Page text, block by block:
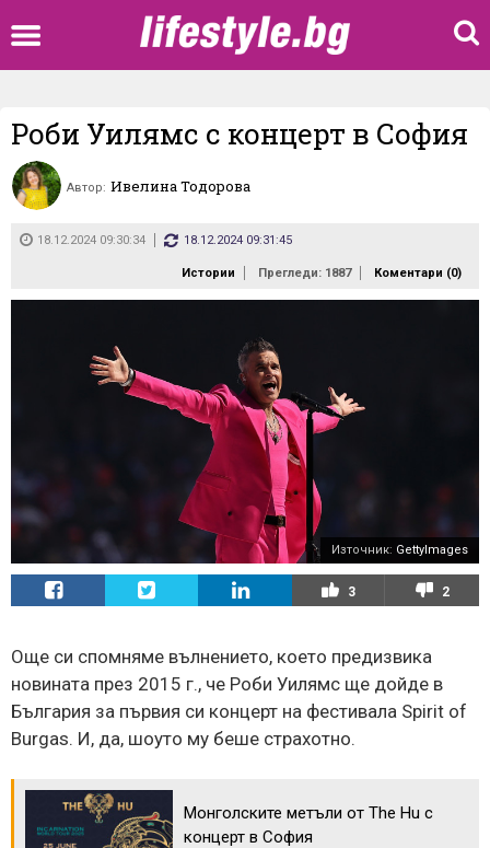
Роби Уилямс с концерт в София
Автор: Ивелина Тодорова
18.12.2024 09:30:34 18.12.2024 09:31:45
Истории Прегледи: 1887 Коментари (0)
Източник: GettyImages
3 2
Още си спомняме вълнението, което предизвика
новината през 2015 г., че Роби Уилямс ще дойде в
България за първия си концерт на фестивала Spirit of
Burgas. И, да, шоуто му беше страхотно.
Монголските метъли от The Hu с
концерт в София